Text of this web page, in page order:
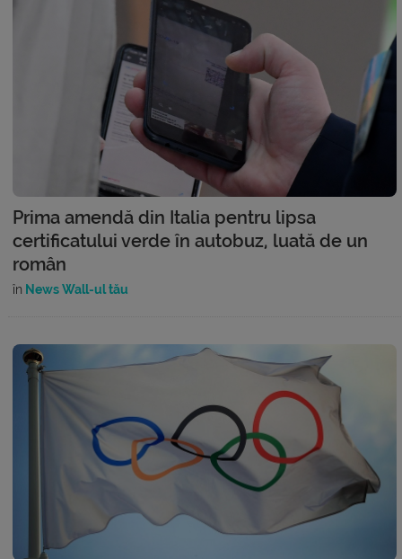
Prima amendă din Italia pentru lipsa
certificatului verde în autobuz, luată de un
român
în News Wall-ul tău